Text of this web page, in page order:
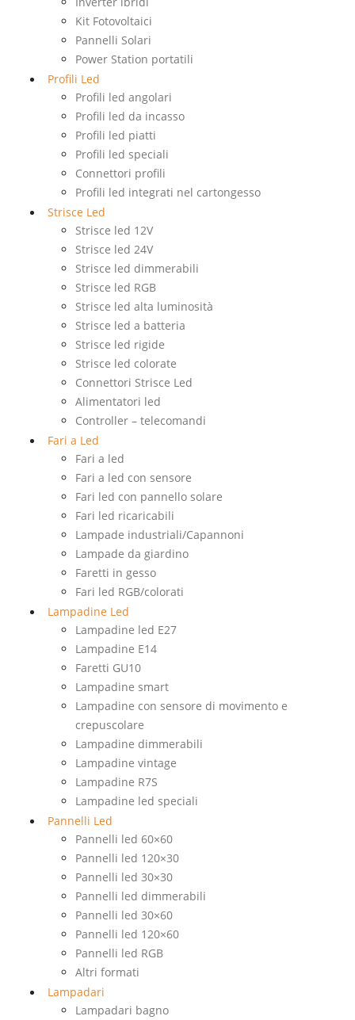
Kit Fotovoltaici
Pannelli Solari
Power Station portatili
Profili Led
Profili led angolari
Profili led da incasso
Profili led piatti
Profili led speciali
Connettori profili
Profili led integrati nel cartongesso
Strisce Led
Strisce led 12V
Strisce led 24V
Strisce led dimmerabili
Strisce led RGB
Strisce led alta luminosità
Strisce led a batteria
Strisce led rigide
Strisce led colorate
Connettori Strisce Led
Alimentatori led
Controller – telecomandi
Fari a Led
Fari a led
Fari a led con sensore
Fari led con pannello solare
Fari led ricaricabili
Lampade industriali/Capannoni
Lampade da giardino
Faretti in gesso
Fari led RGB/colorati
Lampadine Led
Lampadine led E27
Lampadine E14
Faretti GU10
Lampadine smart
Lampadine con sensore di movimento e
crepuscolare
Lampadine dimmerabili
Lampadine vintage
Lampadine R7S
Lampadine led speciali
Pannelli Led
Pannelli led 60×60
Pannelli led 120×30
Pannelli led 30×30
Pannelli led dimmerabili
Pannelli led 30×60
Pannelli led 120×60
Pannelli led RGB
Altri formati
Lampadari
Lampadari bagno